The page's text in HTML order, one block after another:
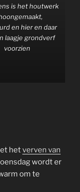
is het houtwerk
en hier en daar
laagje grondverf
voorzien
hetverven van
wordt er
om te